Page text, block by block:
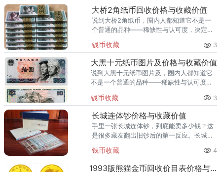
元。根据2026年最
大桥2角纸币回收价格与收藏价值
说到大桥2角纸币，圈内人都知道它不是一
个普通的品种——稀缺性与认可度，决定了
以实物品相为准）上月有位客户一次性回收
一刀大桥2角纸币，成交流水约
钱币收藏 3
大黑十元纸币图片及价格与收藏价值
说到大黑十元纸币图片及，圈内人都知道它
不是一个普通的品种——稀缺性与认可度，
片仅供参考，以实物品相为准）最近我们刚
成功回收一批大黑十元纸币图片
钱币收藏 3
长城连体钞价格与收藏价值
手里一张长城连体钞，到底能卖多少钱？这
是很多藏友翻出旧钞后的第一反应。长城连
市场行情看，长城连体钞当前单张回收价 数
百-12万元左右（按品种）
钱币收藏 4
1993版熊猫金币回收价目表价格与收藏价值